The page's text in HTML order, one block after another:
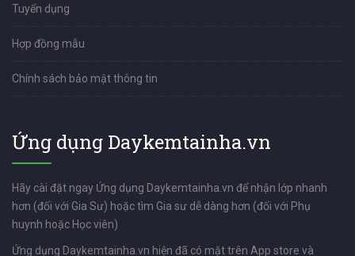
Tuyển dụng
Hợp đồng mẫu
Chính sách bảo mật thông tin
Ứng dụng Daykemtainha.vn
Hãy cài đặt ngay Ứng dụng Daykemtainha.vn để nhận lớp nhanh
hơn (đối với Gia Sư) hoặc tìm Gia sư dễ dàng hơn (đối với Phụ
huynh hoặc Học viên)
Ứng dụng Daykemtainha.vn hiện đã có mặt trên App store và